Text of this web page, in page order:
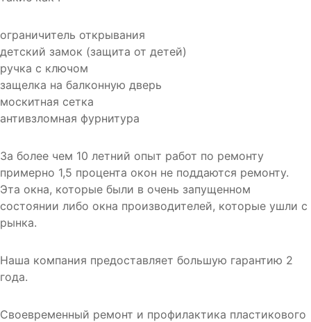
ограничитель открывания
детский замок (защита от детей)
ручка с ключом
защелка на балконную дверь
москитная сетка
антивзломная фурнитура
За более чем 10 летний опыт работ по ремонту
примерно 1,5 процента окон не поддаются ремонту.
Эта окна, которые были в очень запущенном
состоянии либо окна производителей, которые ушли с
рынка.
Наша компания предоставляет большую гарантию 2
года.
Своевременный ремонт и профилактика пластикового